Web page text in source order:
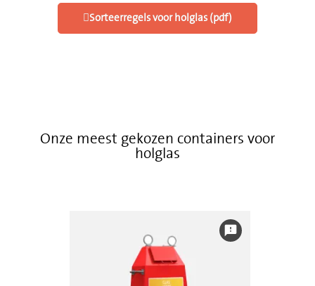
Sorteerregels voor holglas (pdf)
Onze meest gekozen containers voor
holglas
feedback